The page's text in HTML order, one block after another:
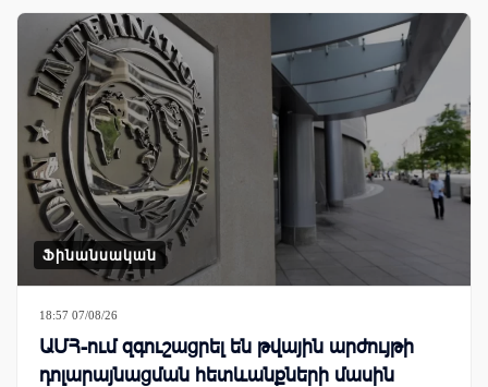
Ֆինանսական
18:57 07/08/26
ԱՄՀ-ում զգուշացրել են թվային արժույթի
դոլարայնացման հետևանքների մասին